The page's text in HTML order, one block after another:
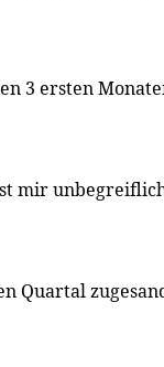
3 ersten
mir
Quartal